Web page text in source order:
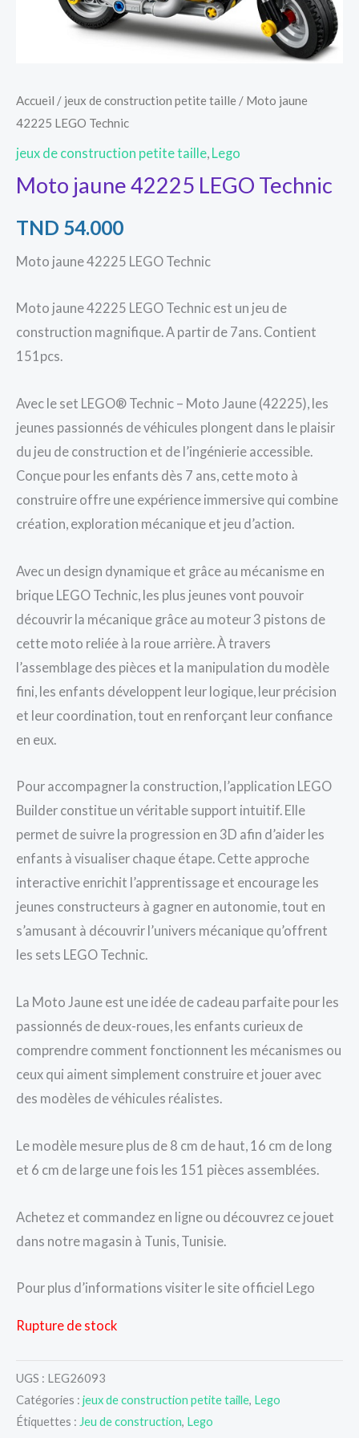
Accueil / jeux de construction petite taille / Moto jaune
42225 LEGO Technic
jeux de construction petite taille Lego
Moto jaune 42225 LEGO Technic
TND 54.000
Moto jaune 42225 LEGO Technic
Moto jaune 42225 LEGO Technic est un jeu de
construction magnifique. A partir de 7ans. Contient
151pcs.
Avec le set LEGO® Technic – Moto Jaune (42225), les
jeunes passionnés de véhicules plongent dans le plaisir
du jeu de construction et de l’ingénierie accessible.
Conçue pour les enfants dès 7 ans, cette moto à
construire offre une expérience immersive qui combine
création, exploration mécanique et jeu d’action.
Avec un design dynamique et grâce au mécanisme en
brique LEGO Technic, les plus jeunes vont pouvoir
découvrir la mécanique grâce au moteur 3 pistons de
cette moto reliée à la roue arrière. À travers
l’assemblage des pièces et la manipulation du modèle
fini, les enfants développent leur logique, leur précision
et leur coordination, tout en renforçant leur confiance
en eux.
Pour accompagner la construction, l’application LEGO
Builder constitue un véritable support intuitif. Elle
permet de suivre la progression en 3D afin d’aider les
enfants à visualiser chaque étape. Cette approche
interactive enrichit l’apprentissage et encourage les
jeunes constructeurs à gagner en autonomie, tout en
s’amusant à découvrir l’univers mécanique qu’offrent
les sets LEGO Technic.
La Moto Jaune est une idée de cadeau parfaite pour les
passionnés de deux-roues, les enfants curieux de
comprendre comment fonctionnent les mécanismes ou
ceux qui aiment simplement construire et jouer avec
des modèles de véhicules réalistes.
Le modèle mesure plus de 8 cm de haut, 16 cm de long
et 6 cm de large une fois les 151 pièces assemblées.
Achetez et commandez en ligne ou découvrez ce jouet
dans notre magasin à Tunis, Tunisie.
Pour plus d’informations visiter le site officiel Lego
Rupture de stock
UGS : LEG26093
Catégories : jeux de construction petite taille, Lego
Étiquettes : Jeu de construction, Lego